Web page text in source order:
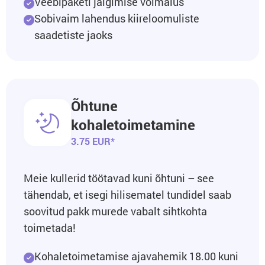
Sobivaim lahendus kiireloomuliste
saadetiste jaoks
Õhtune
kohaletoimetamine
3.75 EUR*
Meie kullerid töötavad kuni õhtuni – see
tähendab, et isegi hilisematel tundidel saab
soovitud pakk murede vabalt sihtkohta
toimetada!
Kohaletoimetamise ajavahemik 18.00 kuni